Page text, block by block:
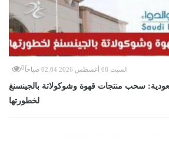
السبت 08 أغسطس 2026 02:04 صباحاً 0
سحب منتجات قهوة وشوكولاتة بالجينسنغ
لخطورتها